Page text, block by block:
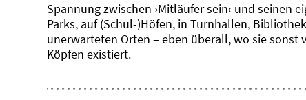
Spannung zwischen ›Mitläufer sein‹ und seinen
Parks, auf (Schul-)Höfen, in Turnhallen,
unerwarteten Orten – eben überall, wo sie sonst
Köpfen existiert.